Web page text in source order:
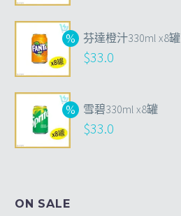
芬達橙汁330ml x8罐
$33.0
雪碧330ml x8罐
$33.0
ON SALE